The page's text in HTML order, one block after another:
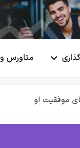
متاورس و NFT
موفقیت او